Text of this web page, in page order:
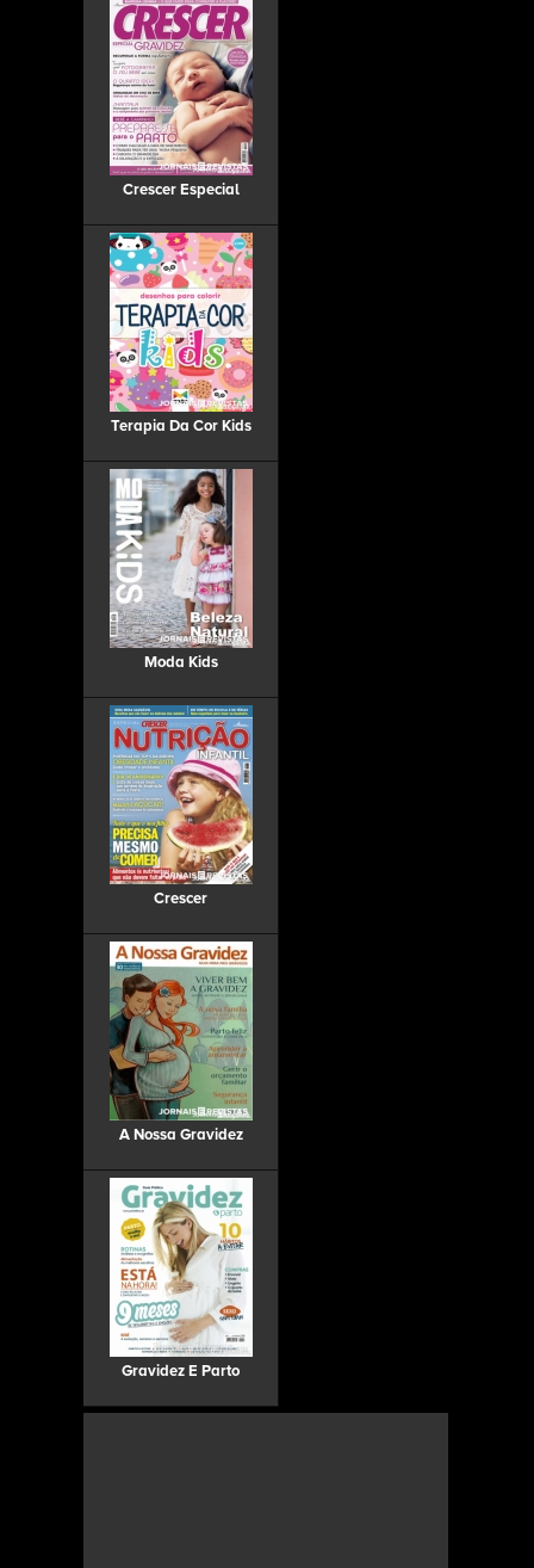
Crescer Especial
Terapia Da Cor Kids
Moda Kids
Crescer
A Nossa Gravidez
Gravidez E Parto